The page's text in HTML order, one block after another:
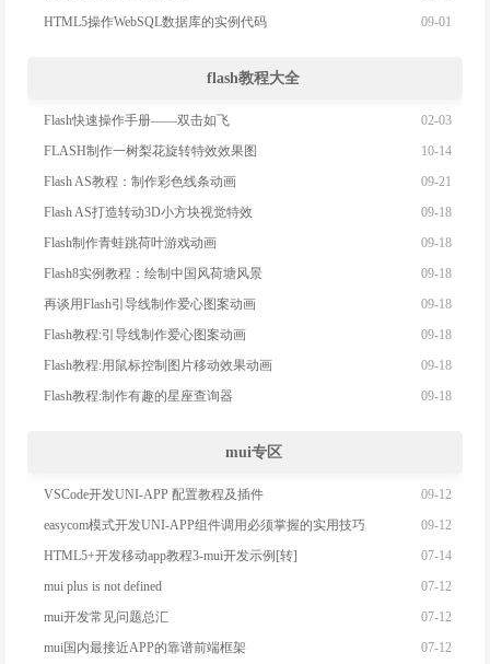
HTML5操作WebSQL数据库的实例代码 09-01
flash教程大全
Flash快速操作手册——双击如飞 02-03
FLASH制作一树梨花旋转特效效果图 10-14
Flash AS教程：制作彩色线条动画 09-21
Flash AS打造转动3D小方块视觉特效 09-18
Flash制作青蛙跳荷叶游戏动画 09-18
Flash8实例教程：绘制中国风荷塘风景 09-18
再谈用Flash引导线制作爱心图案动画 09-18
Flash教程:引导线制作爱心图案动画 09-18
Flash教程:用鼠标控制图片移动效果动画 09-18
Flash教程:制作有趣的星座查询器 09-18
mui专区
VSCode开发UNI-APP 配置教程及插件 09-12
easycom模式开发UNI-APP组件调用必须掌握的实用技巧 09-12
HTML5+开发移动app教程3-mui开发示例[转] 07-14
mui plus is not defined 07-12
mui开发常见问题总汇 07-12
mui国内最接近APP的靠谱前端框架 07-12